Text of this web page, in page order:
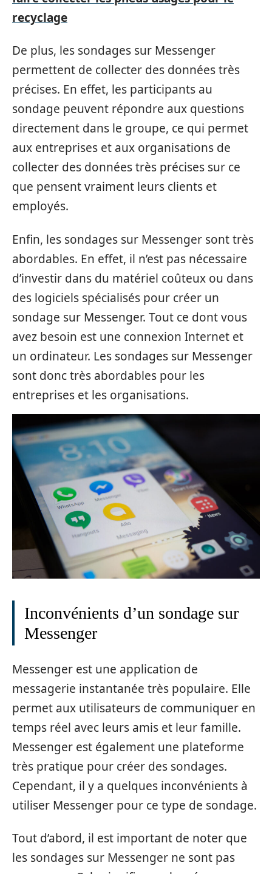
recyclage
De plus, les sondages sur Messenger
permettent de collecter des données très
précises. En effet, les participants au
sondage peuvent répondre aux questions
directement dans le groupe, ce qui permet
aux entreprises et aux organisations de
collecter des données très précises sur ce
que pensent vraiment leurs clients et
employés.
Enfin, les sondages sur Messenger sont très
abordables. En effet, il n’est pas nécessaire
d’investir dans du matériel coûteux ou dans
des logiciels spécialisés pour créer un
sondage sur Messenger. Tout ce dont vous
avez besoin est une connexion Internet et
un ordinateur. Les sondages sur Messenger
sont donc très abordables pour les
entreprises et les organisations.
Inconvénients d’un sondage sur
Messenger
Messenger est une application de
messagerie instantanée très populaire. Elle
permet aux utilisateurs de communiquer en
temps réel avec leurs amis et leur famille.
Messenger est également une plateforme
très pratique pour créer des sondages.
Cependant, il y a quelques inconvénients à
utiliser Messenger pour ce type de sondage.
Tout d’abord, il est important de noter que
les sondages sur Messenger ne sont pas